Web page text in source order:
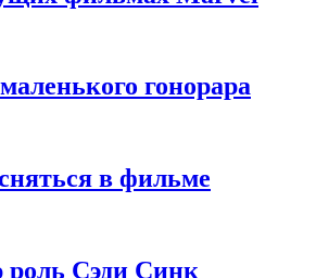
гонорара
в фильме
роль Сэди Синк